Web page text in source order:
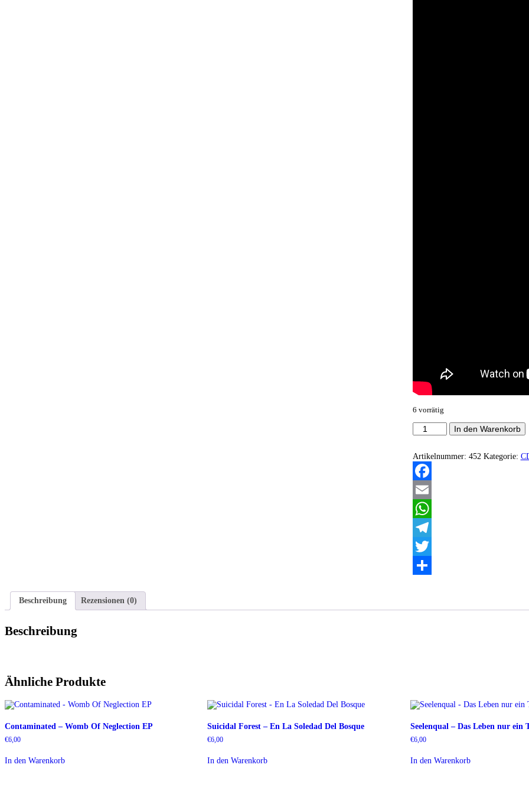
6 vorrätig
Halo
Of
-
Bloodier
shade
of
red
Menge
In den Warenkorb
Artikelnummer: 452 Kategorie:
Facebook
Email
WhatsApp
Telegram
Twitter
Beschreibung
Rezensionen (0)
Beschreibung
Ähnliche Produkte
Contaminated – Womb Of Neglection EP
€6,00
In den Warenkorb
Suicidal Forest – En La Soledad Del Bosque
€6,00
In den Warenkorb
Seelenqual – Das Leben nur
€6,00
In den Warenkorb